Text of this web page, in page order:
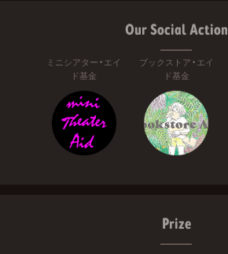
Our Social Action
ミニシアター・エイ
ド基金
ブックストア・エイ
ド基金
Prize